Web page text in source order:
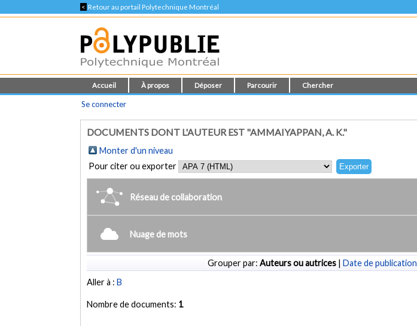
< Retour au portail Polytechnique Montréal
Accueil À propos Déposer Parcourir Chercher
Se connecter
DOCUMENTS DONT L'AUTEUR EST "AMMAIYAPPAN, A. K."
Monter d'un niveau
Pour citer ou exporter
Réseau de collaboration
Nuage de mots
Grouper par: Auteurs ou autrices | Date de publication
Aller à :B
Nombre de documents: 1